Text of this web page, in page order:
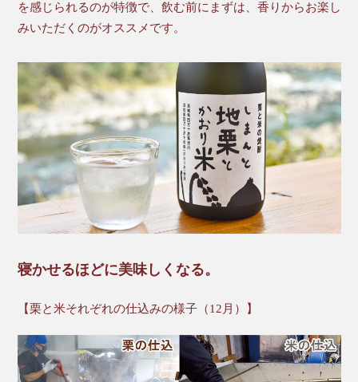
を感じられるのが特徴で、飲む前にまずは、香りからお楽し
みいただくのがオススメです。
寝かせるほどに美味しくなる。
【栗と米それぞれの仕込みの様子（12月）】